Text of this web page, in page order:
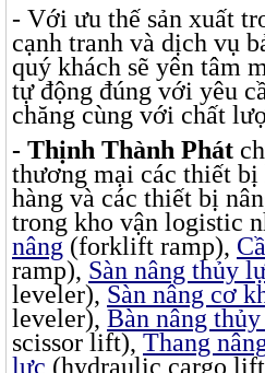
- Với ưu thế sản xuất
cạnh tranh và dịch vụ
quý khách sẽ yên tâm
tự động đúng với yêu
chăng cùng với chất
- Thịnh Thành Phát
thương mại các thiết bị
hàng và các thiết bị
trong kho vận logistic
nâng (forklift ramp),
ramp), Sàn nâng thủy
leveler), Sàn nâng cơ
leveler), Bàn nâng
scissor lift), Thang
lực (hydraulic cargo